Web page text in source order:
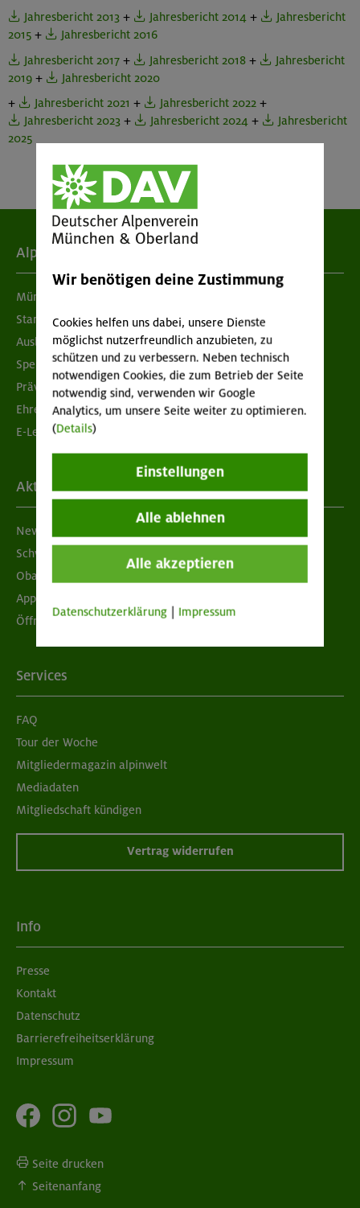
Jahresbericht 2013 + Jahresbericht 2014 +
Jahresbericht
2015 +
Jahresbericht 2016
Jahresbericht 2017 + Jahresbericht 2018 +
Jahresbericht
2019 +
Jahresbericht 2020
+
Jahresbericht 2021 + Jahresbericht 2022 +
Jahresbericht 2023 + Jahresbericht 2024 +
Jahresbericht
2025
Alpenverein
München & Oberland
Standorte
Ausbildung & Jobs
Spenden
Prävention sexualisierter Gewalt
Ehrenamtsbörse
E-Learning
Aktuelles
Newsletter
Schwarzes Brett
Obacht geben!
App "Mein DAV+"
Öffnungszeiten
Services
FAQ
Tour der Woche
Mitgliedermagazin alpinwelt
Mediadaten
Mitgliedschaft kündigen
Vertrag widerrufen
Info
Presse
Kontakt
Datenschutz
Barrierefreiheitserklärung
Impressum
Seite drucken
Seitenanfang
Wir benötigen deine Zustimmung
Cookies helfen uns dabei, unsere Dienste
möglichst nutzerfreundlich anzubieten, zu
schützen und zu verbessern. Neben technisch
notwendigen Cookies, die zum Betrieb der Seite
notwendig sind, verwenden wir Google
Analytics, um unsere Seite weiter zu optimieren.
(Details)
Einstellungen
Alle ablehnen
Alle akzeptieren
Datenschutzerklärung Impressum